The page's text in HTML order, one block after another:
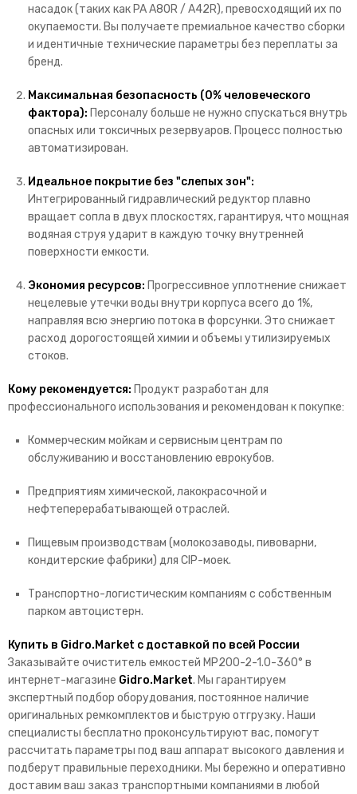
насадок (таких как PA A80R / A42R),превосходящий их по
окупаемости. Вы получаете премиальное качество сборки
и идентичные технические параметры без переплаты за
бренд.
Максимальная безопасность (0% человеческого
фактора): Персоналу больше не нужно спускаться внутрь
опасных или токсичных резервуаров. Процесс полностью
автоматизирован.
Идеальное покрытие без "слепых зон":
Интегрированный гидравлический редуктор плавно
вращает сопла в двух плоскостях,гарантируя,что мощная
водяная струя ударит в каждую точку внутренней
поверхности емкости.
Экономия ресурсов: Прогрессивное уплотнение снижает
нецелевые утечки воды внутри корпуса всего до 1%,
направляя всю энергию потока в форсунки. Это снижает
расход дорогостоящей химии и объемы утилизируемых
стоков.
Кому рекомендуется: Продукт разработан для
профессионального использования и рекомендован к покупке:
Коммерческим мойкам и сервисным центрам по
обслуживанию и восстановлению еврокубов.
Предприятиям химической,лакокрасочной и
нефтеперерабатывающей отраслей.
Пищевым производствам (молокозаводы,пивоварни,
кондитерские фабрики) для CIP-моек.
Транспортно-логистическим компаниям с собственным
парком автоцистерн.
Купить в Gidro.Market с доставкой по всей России
Заказывайте очиститель емкостей MP200-2-1.0-360° в
интернет-магазине Gidro.Market. Мы гарантируем
экспертный подбор оборудования,постоянное наличие
оригинальных ремкомплектов и быструю отгрузку. Наши
специалисты бесплатно проконсультируют вас,помогут
рассчитать параметры под ваш аппарат высокого давления и
подберут правильные переходники. Мы бережно и оперативно
доставим ваш заказ транспортными компаниями в любой